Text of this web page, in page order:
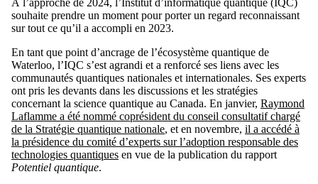
souhaite prendre un moment pour porter un regard reconnaissant
sur tout ce qu’il a accompli en 2023.
En tant que point d’ancrage de l’écosystème quantique de
Waterloo, l’IQC s’est agrandi et a renforcé ses liens avec les
communautés quantiques nationales et internationales. Ses experts
ont pris les devants dans les discussions et les stratégies
concernant la science quantique au Canada. En janvier, Raymond
Laflamme a été nommé coprésident du conseil consultatif chargé
de la Stratégie quantique nationale, et en novembre, il a accédé à
la présidence du comité d’experts sur l’adoption responsable des
technologies quantiques en vue de la publication du rapport
Potentiel quantique.